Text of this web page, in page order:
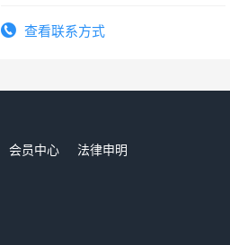
录，客服要求45岁以下高中以上文化，
查看联系方式
会员中心
法律申明